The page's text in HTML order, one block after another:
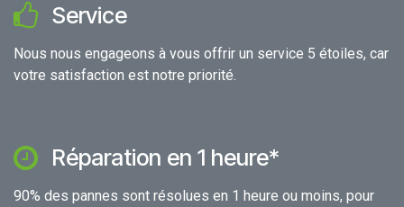
Service
Nous nous engageons à vous offrir un service 5 étoiles, car
votre satisfaction est notre priorité.
Réparation en 1 heure*
90% des pannes sont résolues en 1 heure ou moins, pour